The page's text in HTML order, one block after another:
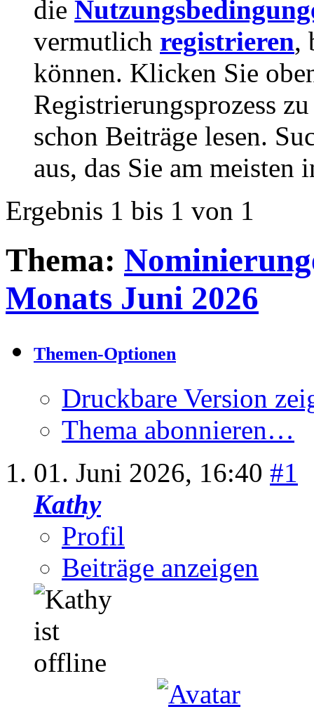
die
vermutlich registrieren,
können. Klicken Sie
Registrierungsprozess
schon Beiträge lesen.
aus, das Sie am meisten
Ergebnis 1 bis 1 von 1
Thema:
Monats Juni 2026
Themen-Optionen
Druckbare Version
Thema abonnieren…
01. Juni 2026, 16:40 #1
Kathy
Profil
Beiträge anzeigen